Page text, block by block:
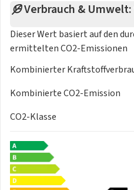
Verbrauch & Umwelt:
Dieser Wert basiert auf den
ermittelten CO2-Emissionen
Kombinierter
Kombinierte CO2-Emission
CO2-Klasse